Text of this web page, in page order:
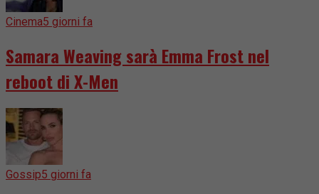
Cinema5 giorni fa
Samara Weaving sarà Emma Frost nel
reboot di X-Men
Gossip5 giorni fa